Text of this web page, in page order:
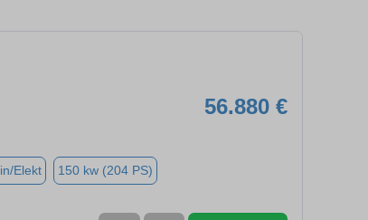
56.880 €
Elekt 150 kw (204 PS)